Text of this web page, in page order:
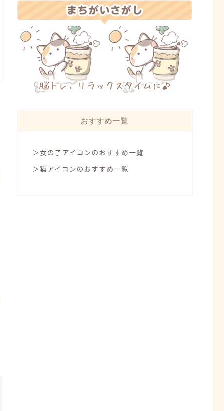
おすすめ一覧
＞女の子アイコンのおすすめ一覧
＞猫アイコンのおすすめ一覧